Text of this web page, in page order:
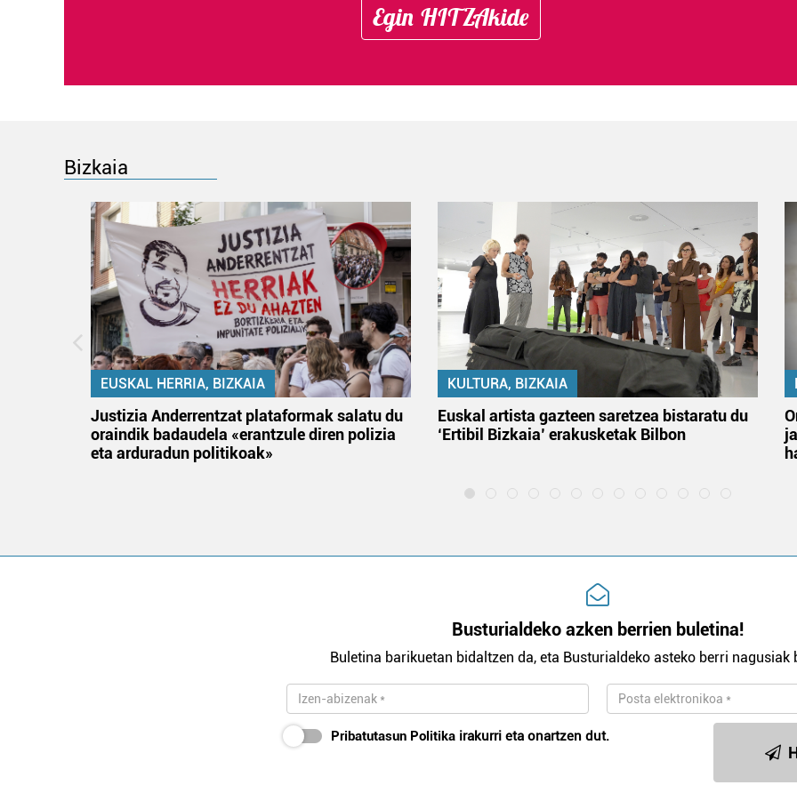
Egin HITZAkide
Bizkaia
EUSKAL HERRIA, BIZKAIA
Justizia Anderrentzat plataformak salatu du
oraindik badaudela «erantzule diren polizia
eta arduradun politikoak»
KULTURA, BIZKAIA
Euskal artista gazteen saretzea bistaratu du
‘Ertibil Bizkaia’ erakusketak Bilbon
Busturialdeko azken berrien buletina!
Buletina barikuetan bidaltzen da, eta Busturialdeko asteko berri nagusiak
Pribatutasun Politika irakurri eta onartzen dut.